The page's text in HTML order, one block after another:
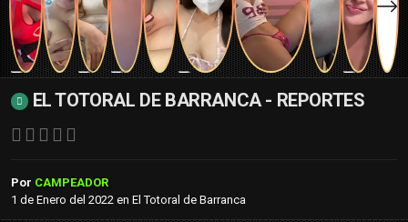
EL TOTORAL DE BARRANCA - REPORTES
Por CAMPEADOR
1 de Enero del 2022 en El Totoral de Barranca